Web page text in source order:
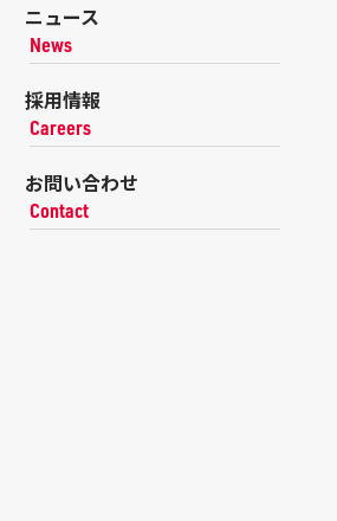
ニュース
News
採用情報
Careers
お問い合わせ
Contact